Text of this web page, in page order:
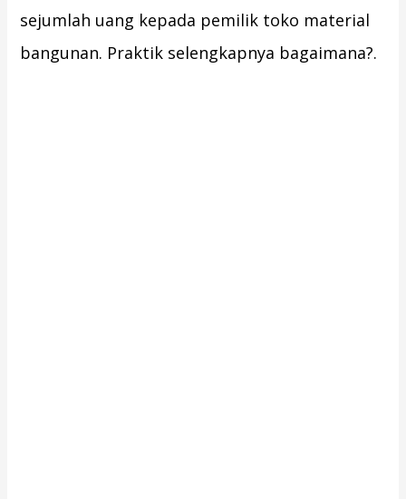
sejumlah uang kepada pemilik toko material
bangunan. Praktik selengkapnya bagaimana?.